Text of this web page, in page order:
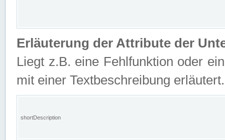
Erläuterung der Attribute der
Liegt z.B. eine Fehlfunktion oder
mit einer Textbeschreibung erläutert.
shortDescription